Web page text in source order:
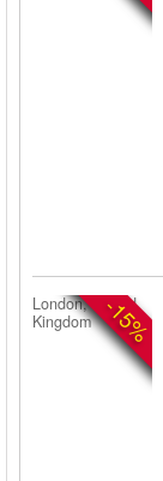
-15%
London, United
Kingdom